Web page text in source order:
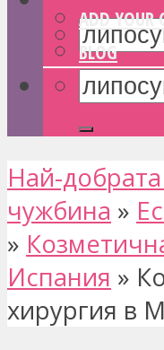
ADD YOUR
BLOG
Най-
чужбина »
»
Испания »
хирургия в